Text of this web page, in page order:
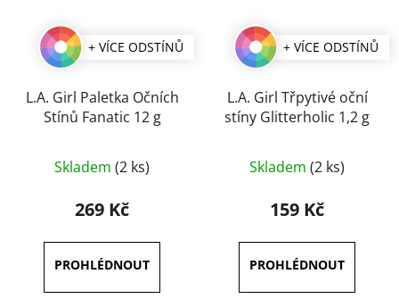
+ VÍCE ODSTÍNŮ
L.A. Girl Paletka Očních
Stínů Fanatic 12 g
hodnocení
produktu
3,8
z
5
Skladem (2 ks)
269 Kč
+ VÍCE ODSTÍNŮ
L.A. Girl Třpytivé oční
stíny Glitterholic 1,2 g
hodnocení
produktu
5,0
z
5
Skladem (2 ks)
159 Kč